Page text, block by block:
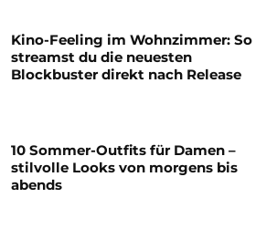
Kino-Feeling im Wohnzimmer: So
streamst du die neuesten
Blockbuster direkt nach Release
10 Sommer-Outfits für Damen –
stilvolle Looks von morgens bis
abends